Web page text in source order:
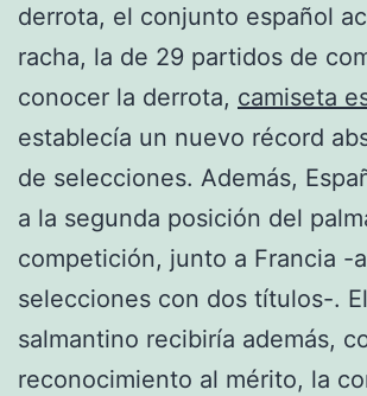
derrota, el conjunto español
racha, la de 29 partidos de
conocer la derrota, camiseta
establecía un nuevo récord
de selecciones. Además,
a la segunda posición del
competición, junto a Francia -
selecciones con dos títulos-.
salmantino recibiría además,
reconocimiento al mérito, la